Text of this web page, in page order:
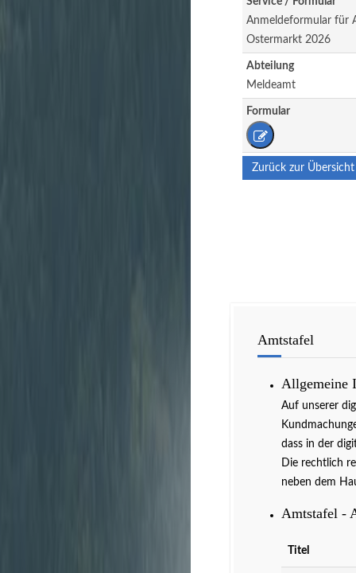
Anmeldeformular für
Ostermarkt 2026
Abteilung
Meldeamt
Formular
Zurück zur Übersicht
Amtstafel
Allgemeine
Auf unserer
dass in der
Die rechtlich
neben dem
Amtstafel -
Titel